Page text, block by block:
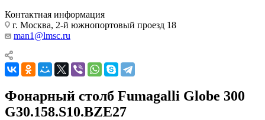
Контактная информация
г. Москва, 2-й южнопортовый проезд 18
man1@lmsc.ru
Фонарный столб Fumagalli Globe 300
G30.158.S10.BZE27